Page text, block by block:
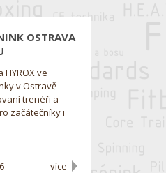
OSTRAVA
ve
v Ostravě
trenéři a
začátečníky i
více